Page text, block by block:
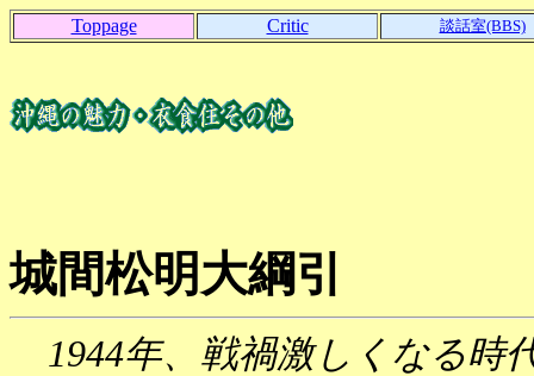
Toppage Critic 談話室(BBS)
城間松明大綱引
1944年、戦禍激しくなる時